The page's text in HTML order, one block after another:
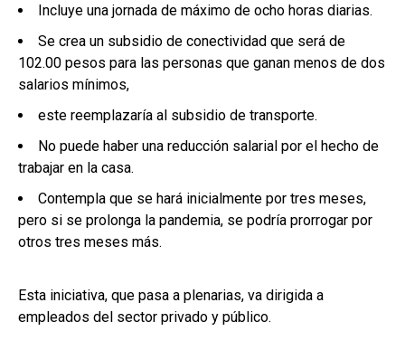
Incluye una jornada de máximo de ocho horas diarias.
Se crea un subsidio de conectividad que será de
102.00 pesos para las personas que ganan menos de dos
salarios mínimos,
este reemplazaría al subsidio de transporte.
No puede haber una reducción salarial por el hecho de
trabajar en la casa.
Contempla que se hará inicialmente por tres meses,
pero si se prolonga la pandemia, se podría prorrogar por
otros tres meses más.
Esta iniciativa, que pasa a plenarias, va dirigida a
empleados del sector privado y público.